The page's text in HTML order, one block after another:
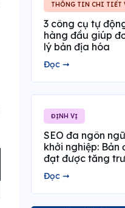
THÔNG TIN CHI TIẾT
3 công cụ tự
hàng đầu giúp
lý bản địa hóa
Đọc ➞
ĐỊNH VỊ
SEO đa ngôn
khởi nghiệp: Bản
đạt được tăng
Đọc ➞